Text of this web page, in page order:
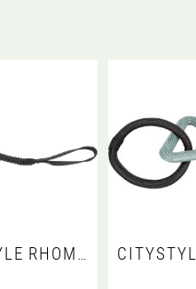
CITYSTYLE RHOMBUS PÅ REP, TPR, 18 CM/38 CM